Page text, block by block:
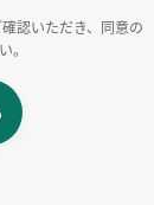
認いただき、同意の
。